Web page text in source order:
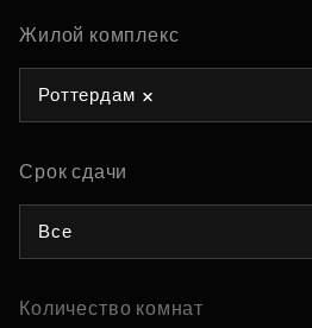
Жилой комплекс
Роттердам
Срок сдачи
Все
Количество комнат